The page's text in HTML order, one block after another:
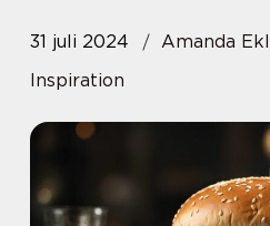
31 juli 2024
Amanda
Inspiration